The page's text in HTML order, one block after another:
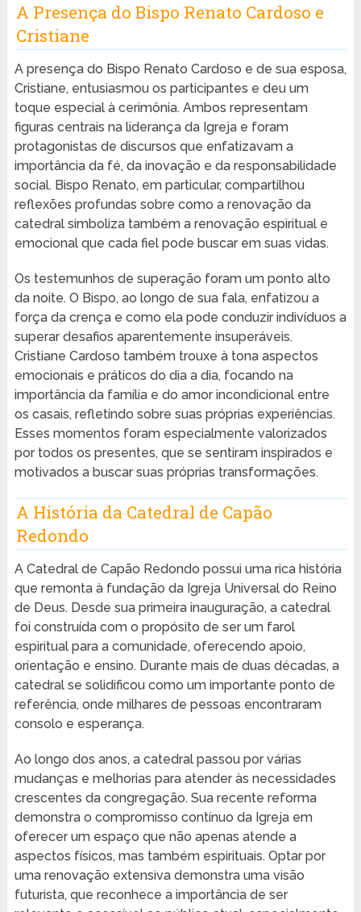
A Presença do Bispo Renato Cardoso e
Cristiane
A presença do Bispo Renato Cardoso e de sua esposa,
Cristiane, entusiasmou os participantes e deu um
toque especial à cerimônia. Ambos representam
figuras centrais na liderança da Igreja e foram
protagonistas de discursos que enfatizavam a
importância da fé, da inovação e da responsabilidade
social. Bispo Renato, em particular, compartilhou
reflexões profundas sobre como a renovação da
catedral simboliza também a renovação espiritual e
emocional que cada fiel pode buscar em suas vidas.
Os testemunhos de superação foram um ponto alto
da noite. O Bispo, ao longo de sua fala, enfatizou a
força da crença e como ela pode conduzir indivíduos a
superar desafios aparentemente insuperáveis.
Cristiane Cardoso também trouxe à tona aspectos
emocionais e práticos do dia a dia, focando na
importância da família e do amor incondicional entre
os casais, refletindo sobre suas próprias experiências.
Esses momentos foram especialmente valorizados
por todos os presentes, que se sentiram inspirados e
motivados a buscar suas próprias transformações.
A História da Catedral de Capão
Redondo
A Catedral de Capão Redondo possui uma rica história
que remonta à fundação da Igreja Universal do Reino
de Deus. Desde sua primeira inauguração, a catedral
foi construída com o propósito de ser um farol
espiritual para a comunidade, oferecendo apoio,
orientação e ensino. Durante mais de duas décadas, a
catedral se solidificou como um importante ponto de
referência, onde milhares de pessoas encontraram
consolo e esperança.
Ao longo dos anos, a catedral passou por várias
mudanças e melhorias para atender às necessidades
crescentes da congregação. Sua recente reforma
demonstra o compromisso contínuo da Igreja em
oferecer um espaço que não apenas atende a
aspectos físicos, mas também espirituais. Optar por
uma renovação extensiva demonstra uma visão
futurista, que reconhece a importância de ser